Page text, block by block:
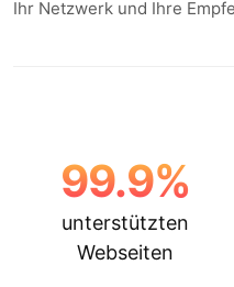
Ihr Netzwerk und Ihre
99.9%
unterstützten
Webseiten